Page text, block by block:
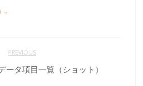
→
PREVIOUS
ータ項目一覧（ショット）